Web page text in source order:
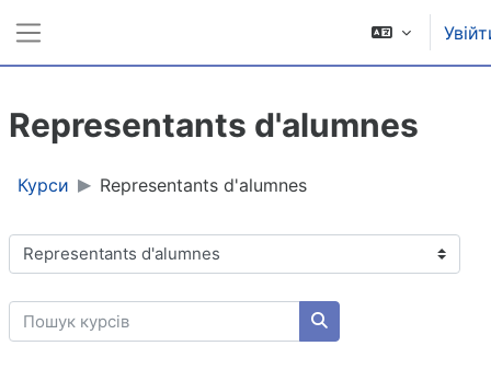
Representants d'alumnes
Курси Representants d'alumnes
Категорії курсів
Пошук курсів
Пошук курсів